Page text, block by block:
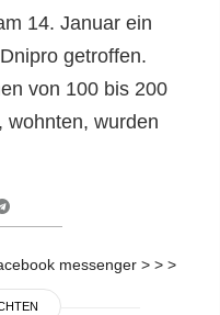
14. Januar ein
getroffen.
von 100 bis 200
wohnten, wurden
messenger > > >